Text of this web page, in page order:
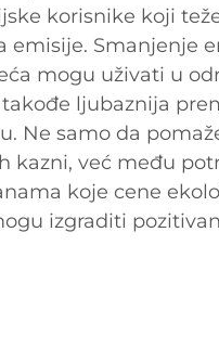
korisnike koji
Smanjenje
mogu uživati u
ljubaznija
Ne samo da
kazni, već među
koje cene
izgraditi